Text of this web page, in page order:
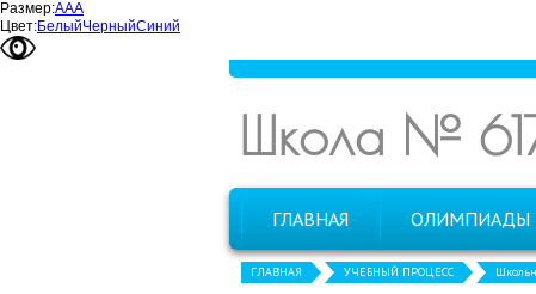
Размер:ААА
Цвет:БелыйЧерныйСиний
Школа №
ГЛАВНАЯ ОЛИМПИАДЫ
ГЛАВНАЯ УЧЕБНЫЙ ПРОЦЕСС